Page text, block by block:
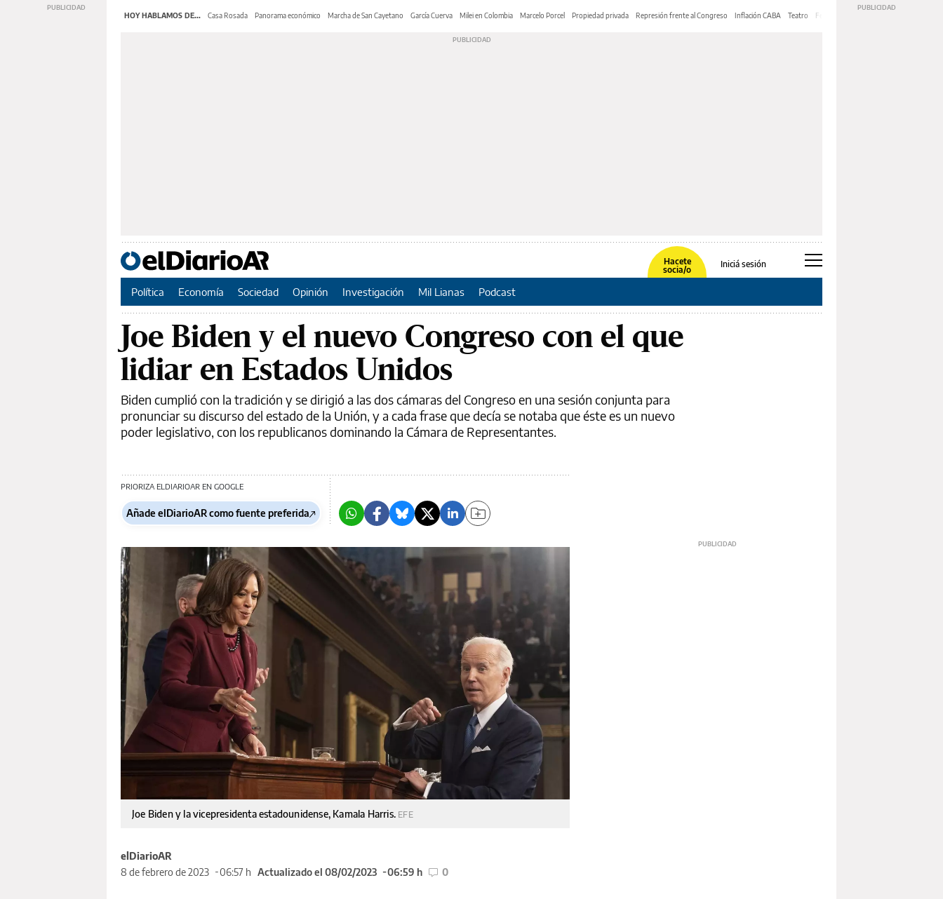
HOY HABLAMOS DE... Casa Rosada Panorama económico Marcha de San Cayetano García Cuerva Milei en Colombia Marcelo Porcel Propiedad privada Represión frente al Congreso Inflación CABA Teatro Feria de Editores
Hacete
socia/o
Iniciá sesión
Política Economía Sociedad Opinión Investigación Mil Lianas Podcast
Joe Biden y el nuevo Congreso con el que
lidiar en Estados Unidos
Biden cumplió con la tradición y se dirigió a las dos cámaras del Congreso en una sesión conjunta para
pronunciar su discurso del estado de la Unión, y a cada frase que decía se notaba que éste es un nuevo
poder legislativo, con los republicanos dominando la Cámara de Representantes.
PRIORIZA ELDIARIOAR EN GOOGLE
Añade elDiarioAR como fuente preferida
Joe Biden y la vicepresidenta estadounidense, Kamala Harris. EFE
elDiarioAR
8 de febrero de 2023
06:57 h Actualizado el 08/02/2023 06:59 h 0